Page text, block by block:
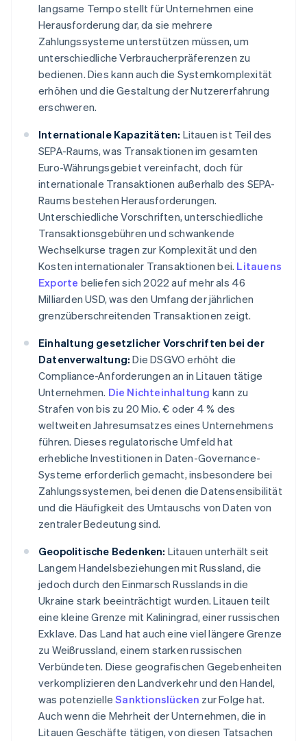
langsame Tempo stellt für Unternehmen eine
Herausforderung dar, da sie mehrere
Zahlungssysteme unterstützen müssen, um
unterschiedliche Verbraucherpräferenzen zu
bedienen. Dies kann auch die Systemkomplexität
erhöhen und die Gestaltung der Nutzererfahrung
erschweren.
Internationale Kapazitäten: Litauen ist Teil des
SEPA-Raums, was Transaktionen im gesamten
Euro-Währungsgebiet vereinfacht, doch für
internationale Transaktionen außerhalb des SEPA-
Raums bestehen Herausforderungen.
Unterschiedliche Vorschriften, unterschiedliche
Transaktionsgebühren und schwankende
Wechselkurse tragen zur Komplexität und den
Kosten internationaler Transaktionen bei. Litauens
Exporte beliefen sich 2022 auf mehr als 46
Milliarden USD, was den Umfang der jährlichen
grenzüberschreitenden Transaktionen zeigt.
Einhaltung gesetzlicher Vorschriften bei der
Datenverwaltung: Die DSGVO erhöht die
Compliance-Anforderungen an in Litauen tätige
Unternehmen. Die Nichteinhaltung kann zu
Strafen von bis zu 20 Mio. € oder 4 % des
weltweiten Jahresumsatzes eines Unternehmens
führen. Dieses regulatorische Umfeld hat
erhebliche Investitionen in Daten-Governance-
Systeme erforderlich gemacht, insbesondere bei
Zahlungssystemen, bei denen die Datensensibilität
und die Häufigkeit des Umtauschs von Daten von
zentraler Bedeutung sind.
Geopolitische Bedenken: Litauen unterhält seit
Langem Handelsbeziehungen mit Russland, die
jedoch durch den Einmarsch Russlands in die
Ukraine stark beeinträchtigt wurden. Litauen teilt
eine kleine Grenze mit Kaliningrad, einer russischen
Exklave. Das Land hat auch eine viel längere Grenze
zu Weißrussland, einem starken russischen
Verbündeten. Diese geografischen Gegebenheiten
verkomplizieren den Landverkehr und den Handel,
was potenzielleSanktionslücken zur Folge hat.
Auch wenn die Mehrheit der Unternehmen, die in
Litauen Geschäfte tätigen, von diesen Tatsachen